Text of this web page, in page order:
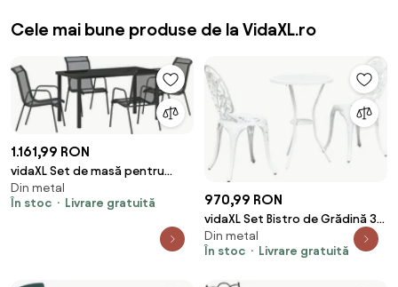
Cele mai bune produse de la VidaXL.ro
1.161,99 RON
vidaXL Set de masă pentru
grădină 5 pcs Negru
Din metal
În stoc
Livrare gratuită 970,99 RON
vidaXL Set Bistro de Grădină 3
pcs Alb Aluminiu
Din metal
În stoc
Livrare gratuită